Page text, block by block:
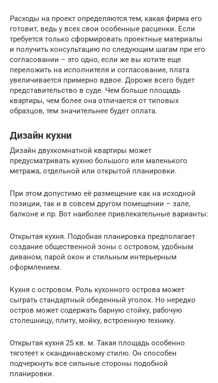
Расходы на проект определяются тем, какая фирма его
готовит, ведь у всех свои особенные расценки. Если
требуется только сформировать проектные материалы
и получить консультацию по следующим шагам при его
согласовании – это одно, если же вы хотите еще
переложить на исполнителя и согласование, плата
увеличивается примерно вдвое. Дороже всего будет
представительство в суде. Чем больше площадь
квартиры, чем более она отличается от типовых
образцов, тем значительнее будет оплата.
Дизайн кухни
Дизайн двухкомнатной квартиры может
предусматривать кухню большого или маленького
метража, отдельной или открытой планировки.
При этом допустимо её размещение как на исходной
позиции, так и в совсем другом помещении – зале,
балконе и пр. Вот наиболее привлекательные варианты:
Открытая кухня. Подобная планировка предполагает
создание общественной зоны с островом, удобным
диваном, парой окон и стильным интерьерным
оформлением.
Кухня с островом. Роль кухонного острова может
сыграть стандартный обеденный уголок. Но нередко
остров может содержать барную стойку, рабочую
столешницу, плиту, мойку, встроенную технику.
Открытая кухня 25 кв. м. Такая площадь особенно
тяготеет к скандинавскому стилю. Он способен
подчеркнуть все сильные стороны подобной
планировки.